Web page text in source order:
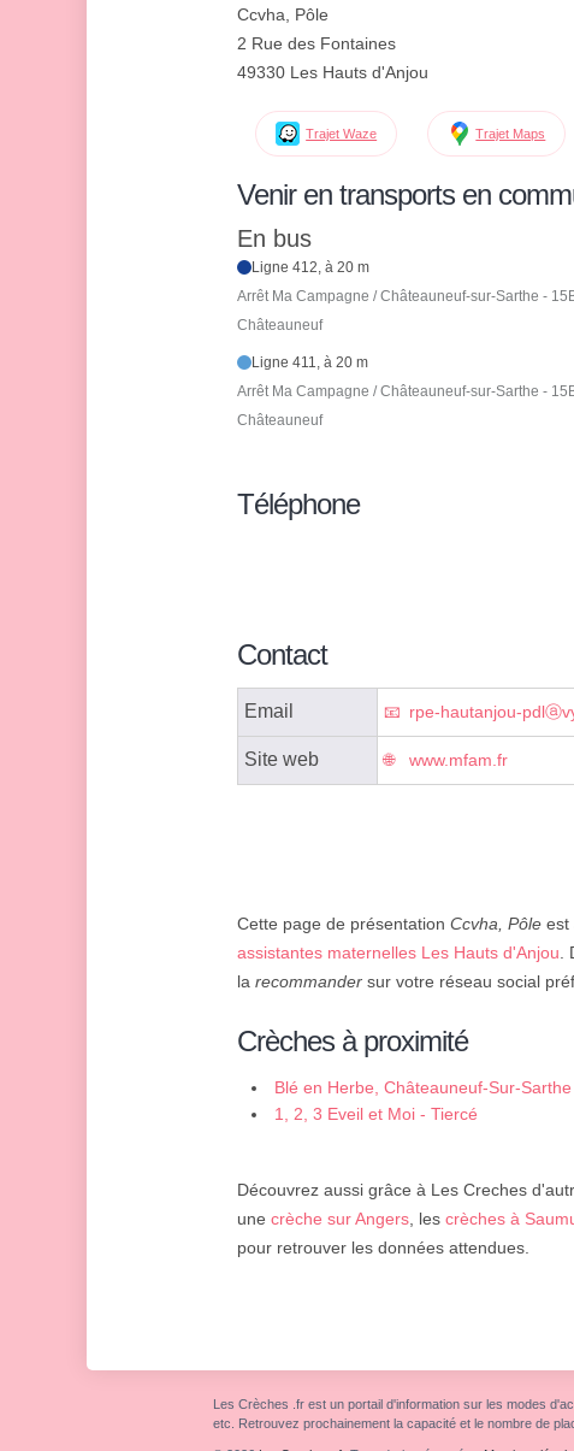
Ccvha, Pôle
2 Rue des Fontaines
49330 Les Hauts d'Anjou
Trajet Waze Trajet Maps
Venir en transports en
En bus
Ligne 412, à 20 m
Arrêt Ma Campagne / Châteauneuf-sur-Sarthe -
Châteauneuf
Ligne 411, à 20 m
Arrêt Ma Campagne / Châteauneuf-sur-Sarthe -
Châteauneuf
Téléphone
Contact
Email rpe-hautanjou-
Site web www.mfam.fr
Cette page de présentation Ccvha, Pôle est
assistantes maternelles Les Hauts d'Anjou.
la recommander sur votre réseau social
Crèches à proximité
Blé en Herbe, Châteauneuf-Sur-
1, 2, 3 Eveil et Moi - Tiercé
Découvrez aussi grâce à Les Creches
une crèche sur Angers, les crèches à
pour retrouver les données attendues.
Les Crèches .fr est un portail d'information sur les modes
etc. Retrouvez prochainement la capacité et le nombre de